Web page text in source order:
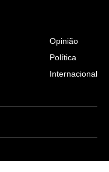
Opinião
Política
Internacional